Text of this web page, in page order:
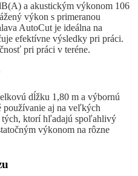
a akustickým výkonom 106
výkon s primeranou
AutoCut je ideálna na
efektívne výsledky pri práci.
pri práci v teréne.
dĺžku 1,80 m a výbornú
používanie aj na veľkých
tých, ktorí hľadajú spoľahlivý
výkonom na rôzne